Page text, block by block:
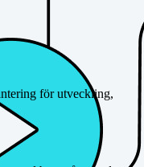
för utveckling,